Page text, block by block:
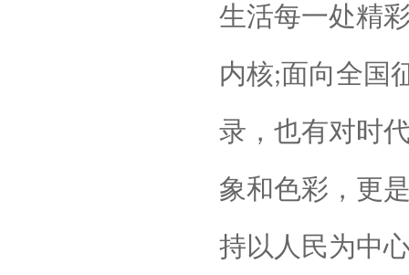
生活每一处精
内核;面向全国
录，也有对时
象和色彩，更
持以人民为中